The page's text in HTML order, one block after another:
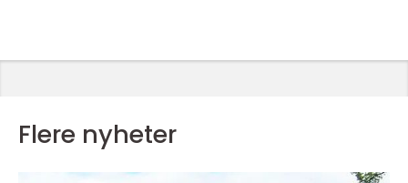
Flere nyheter